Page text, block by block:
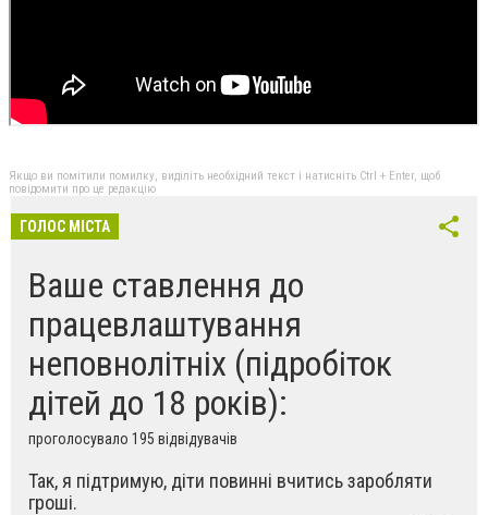
Якщо ви помітили помилку, виділіть необхідний текст і натисніть Ctrl + Enter, щоб
повідомити про це редакцію
ГОЛОС МІСТА
Ваше ставлення до
працевлаштування
неповнолітніх (підробіток
дітей до 18 років):
проголосувало 195 відвідувачів
Так, я підтримую, діти повинні вчитись заробляти
гроші.